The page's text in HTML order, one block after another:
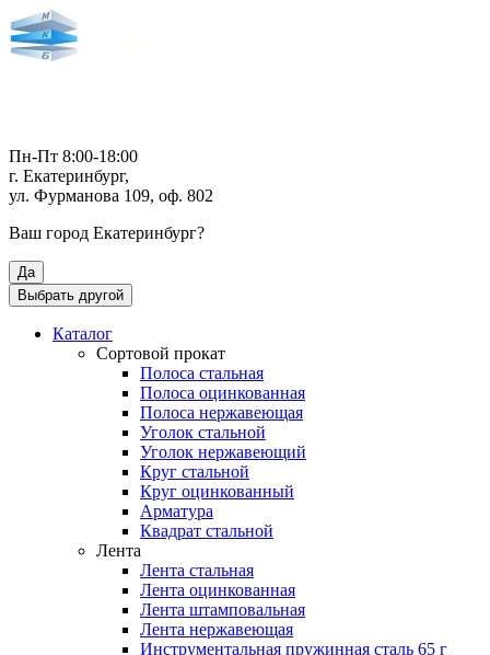
Пн-Пт 8:00-18:00
г. Екатеринбург,
ул. Фурманова 109, оф. 802
Ваш город Екатеринбург?
Да
Выбрать другой
Каталог
Сортовой прокат
Полоса стальная
Полоса оцинкованная
Полоса нержавеющая
Уголок стальной
Уголок нержавеющий
Круг стальной
Круг оцинкованный
Арматура
Квадрат стальной
Лента
Лента стальная
Лента оцинкованная
Лента штамповальная
Лента нержавеющая
Инструментальная пружинная сталь 65 г